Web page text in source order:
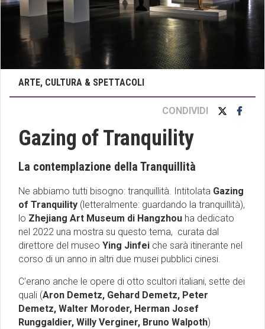
ARTE, CULTURA & SPETTACOLI
CONDIVIDI
Gazing of Tranquility
La contemplazione della Tranquillità
Ne abbiamo tutti bisogno: tranquillità. Intitolata Gazing
of Tranquility (letteralmente: guardando la tranquillità),
lo Zhejiang Art Museum di Hangzhou ha dedicato
nel 2022 una mostra su questo tema, curata dal
direttore del museo Ying Jinfei che sarà itinerante nel
corso di un anno in altri due musei pubblici cinesi.
C'erano anche le opere di otto scultori italiani, sette dei
quali (Aron Demetz, Gehard Demetz, Peter
Demetz, Walter Moroder, Herman Josef
Runggaldier, Willy Verginer, Bruno Walpoth)